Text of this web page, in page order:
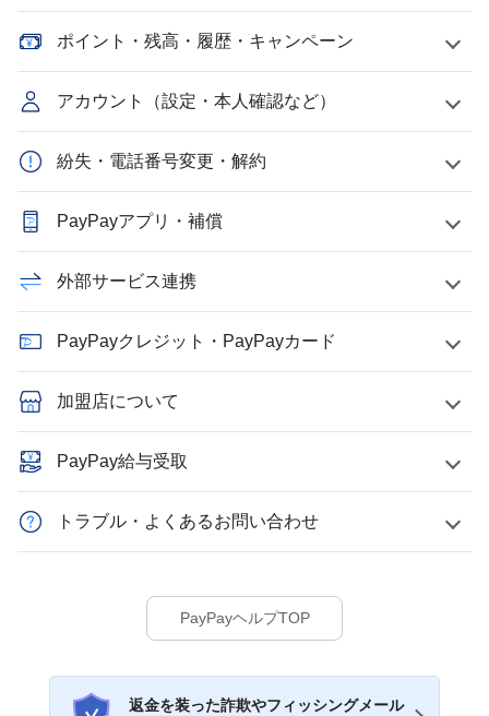
ポイント・残高・履歴・キャンペーン
アカウント（設定・本人確認など）
紛失・電話番号変更・解約
PayPayアプリ・補償
外部サービス連携
PayPayクレジット・PayPayカード
加盟店について
PayPay給与受取
トラブル・よくあるお問い合わせ
PayPayヘルプTOP
返金を装った詐欺やフィッシングメール